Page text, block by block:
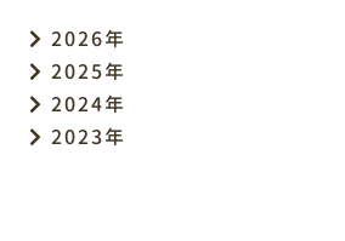
2026年
2025年
2024年
2023年